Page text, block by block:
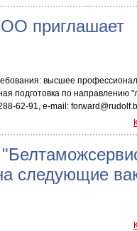
приглашает
высшее
подготовка по направлению
62-91, e-mail:
следующие